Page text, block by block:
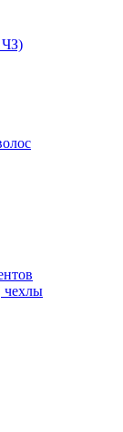
ЧЗ)
чехлы